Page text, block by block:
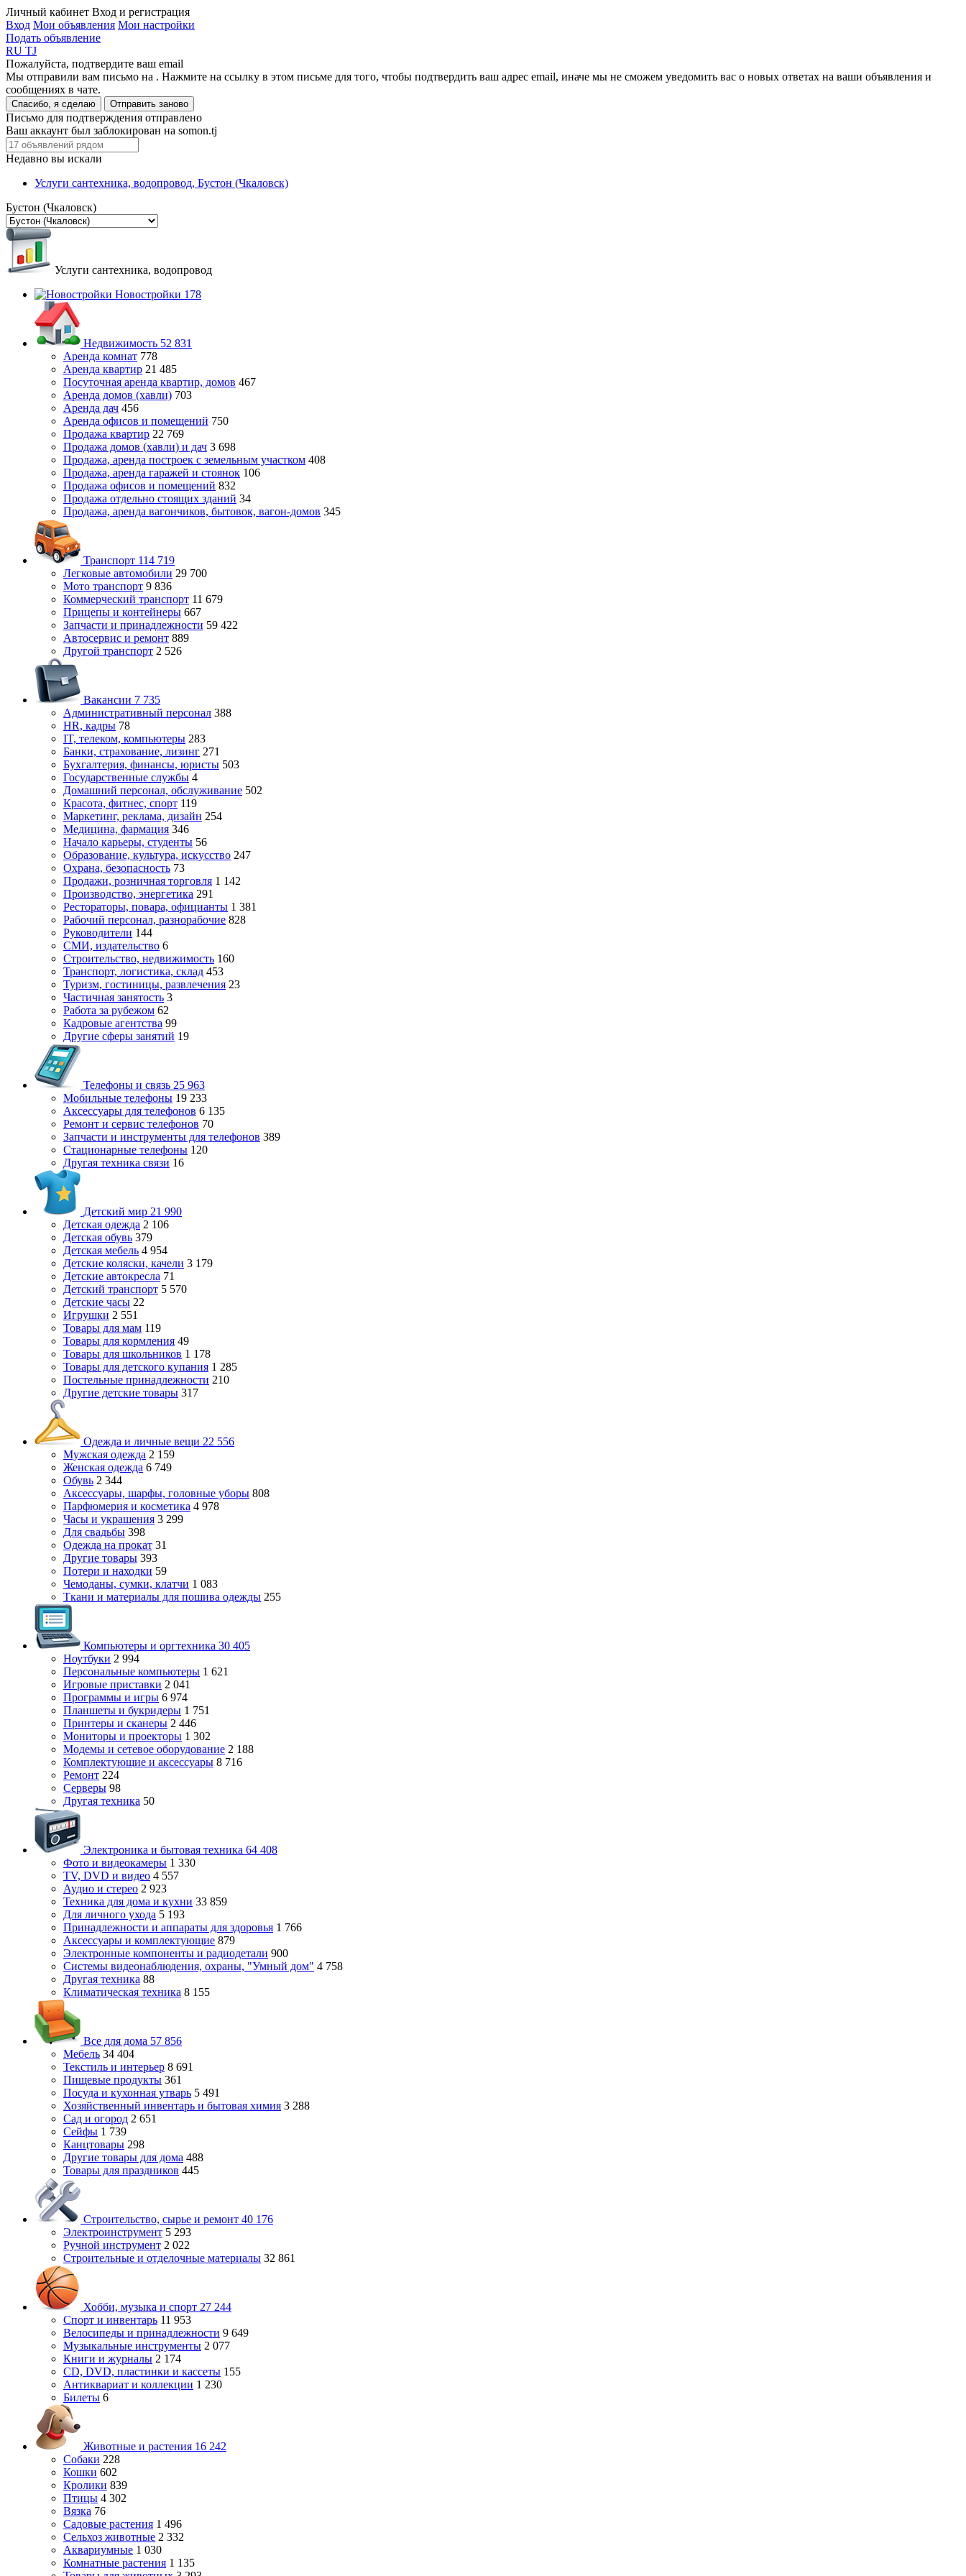
Личный кабинет Вход и регистрация
Вход Мои объявления Мои настройки
Подать объявление
RU TJ
Пожалуйста, подтвердите ваш email
Мы отправили вам письмо на . Нажмите на ссылку в этом письме для того, чтобы подтвердить ваш адрес email, иначе мы не сможем уведомить вас о новых ответах на ваши объявления и
сообщениях в чате.
Спасибо, я сделаю Отправить заново
Письмо для подтверждения отправлено
Ваш аккаунт был заблокирован на somon.tj
Недавно вы искали
Услуги сантехника, водопровод, Бустон (Чкаловск)
Бустон (Чкаловск)
Услуги сантехника, водопровод
Новостройки 178
Недвижимость 52 831
Аренда комнат 778
Аренда квартир 21 485
Посуточная аренда квартир, домов 467
Аренда домов (хавли) 703
Аренда дач 456
Аренда офисов и помещений 750
Продажа квартир 22 769
Продажа домов (хавли) и дач 3 698
Продажа, аренда построек с земельным участком 408
Продажа, аренда гаражей и стоянок 106
Продажа офисов и помещений 832
Продажа отдельно стоящих зданий 34
Продажа, аренда вагончиков, бытовок, вагон-домов 345
Транспорт 114 719
Легковые автомобили 29 700
Мото транспорт 9 836
Коммерческий транспорт 11 679
Прицепы и контейнеры 667
Запчасти и принадлежности 59 422
Автосервис и ремонт 889
Другой транспорт 2 526
Вакансии 7 735
Административный персонал 388
HR, кадры 78
IT, телеком, компьютеры 283
Банки, страхование, лизинг 271
Бухгалтерия, финансы, юристы 503
Государственные службы 4
Домашний персонал, обслуживание 502
Красота, фитнес, спорт 119
Маркетинг, реклама, дизайн 254
Медицина, фармация 346
Начало карьеры, студенты 56
Образование, культура, искусство 247
Охрана, безопасность 73
Продажи, розничная торговля 1 142
Производство, энергетика 291
Рестораторы, повара, официанты 1 381
Рабочий персонал, разнорабочие 828
Руководители 144
СМИ, издательство 6
Строительство, недвижимость 160
Транспорт, логистика, склад 453
Туризм, гостиницы, развлечения 23
Частичная занятость 3
Работа за рубежом 62
Кадровые агентства 99
Другие сферы занятий 19
Телефоны и связь 25 963
Мобильные телефоны 19 233
Аксессуары для телефонов 6 135
Ремонт и сервис телефонов 70
Запчасти и инструменты для телефонов 389
Стационарные телефоны 120
Другая техника связи 16
Детский мир 21 990
Детская одежда 2 106
Детская обувь 379
Детская мебель 4 954
Детские коляски, качели 3 179
Детские автокресла 71
Детский транспорт 5 570
Детские часы 22
Игрушки 2 551
Товары для мам 119
Товары для кормления 49
Товары для школьников 1 178
Товары для детского купания 1 285
Постельные принадлежности 210
Другие детские товары 317
Одежда и личные вещи 22 556
Мужская одежда 2 159
Женская одежда 6 749
Обувь 2 344
Аксессуары, шарфы, головные уборы 808
Парфюмерия и косметика 4 978
Часы и украшения 3 299
Для свадьбы 398
Одежда на прокат 31
Другие товары 393
Потери и находки 59
Чемоданы, сумки, клатчи 1 083
Ткани и материалы для пошива одежды 255
Компьютеры и оргтехника 30 405
Ноутбуки 2 994
Персональные компьютеры 1 621
Игровые приставки 2 041
Программы и игры 6 974
Планшеты и букридеры 1 751
Принтеры и сканеры 2 446
Мониторы и проекторы 1 302
Модемы и сетевое оборудование 2 188
Комплектующие и аксессуары 8 716
Ремонт 224
Серверы 98
Другая техника 50
Электроника и бытовая техника 64 408
Фото и видеокамеры 1 330
TV, DVD и видео 4 557
Аудио и стерео 2 923
Техника для дома и кухни 33 859
Для личного ухода 5 193
Принадлежности и аппараты для здоровья 1 766
Аксессуары и комплектующие 879
Электронные компоненты и радиодетали 900
Системы видеонаблюдения, охраны, "Умный дом" 4 758
Другая техника 88
Климатическая техника 8 155
Все для дома 57 856
Мебель 34 404
Текстиль и интерьер 8 691
Пищевые продукты 361
Посуда и кухонная утварь 5 491
Хозяйственный инвентарь и бытовая химия 3 288
Сад и огород 2 651
Сейфы 1 739
Канцтовары 298
Другие товары для дома 488
Товары для праздников 445
Строительство, сырье и ремонт 40 176
Электроинструмент 5 293
Ручной инструмент 2 022
Строительные и отделочные материалы 32 861
Хобби, музыка и спорт 27 244
Спорт и инвентарь 11 953
Велосипеды и принадлежности 9 649
Музыкальные инструменты 2 077
Книги и журналы 2 174
CD, DVD, пластинки и кассеты 155
Антиквариат и коллекции 1 230
Билеты 6
Животные и растения 16 242
Собаки 228
Кошки 602
Кролики 839
Птицы 4 302
Вязка 76
Садовые растения 1 496
Сельхоз животные 2 332
Аквариумные 1 030
Комнатные растения 1 135